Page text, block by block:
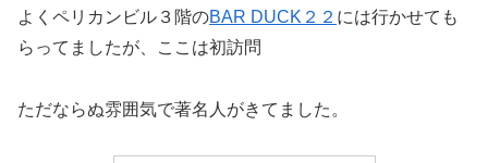
よくペリカンビル３階のBAR DUCK２２ には行かせても
らってましたが、ここは初訪問
ただならぬ雰囲気で著名人がきてました。